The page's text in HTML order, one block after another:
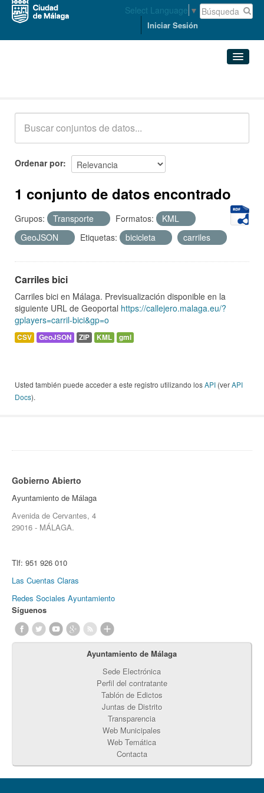
Select Language ▼
Iniciar Sesión
Acerca de
Ordenar por
1 conjunto de datos encontrado
Grupos: Transporte Formatos:
KML
GeoJSON
Etiquetas: bicicleta carriles
Carriles bici
Carriles bici en Málaga. Previsualización disponible en la
siguiente URL de Geoportal https://callejero.malaga.eu/?
gplayers=carril-bici&gp=o
CSV GeoJSON ZIP KML gml
Usted también puede acceder a este registro utilizando losAPI (verAPI
Docs).
Gobierno Abierto
Ayuntamiento de Málaga
Avenida de Cervantes, 4
29016 - MÁLAGA.
Tlf: 951 926 010
Las Cuentas Claras
Redes Sociales Ayuntamiento
Síguenos
Ayuntamiento de Málaga
Sede Electrónica
Perfil del contratante
Tablón de Edictos
Juntas de Distrito
Transparencia
Web Municipales
Web Temática
Contacta